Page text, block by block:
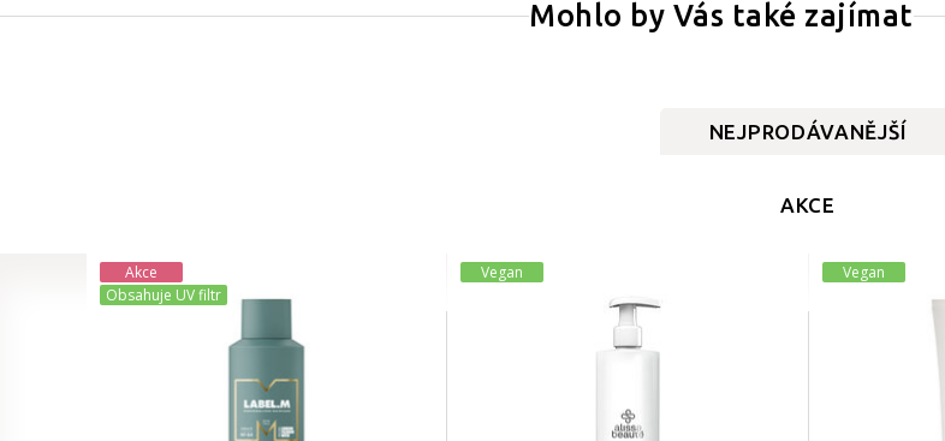
Mohlo by Vás také zajímat
NEJPRODÁVANĚJŠÍ
AKCE
Akce
Obsahuje UV filtr
Vegan Vegan